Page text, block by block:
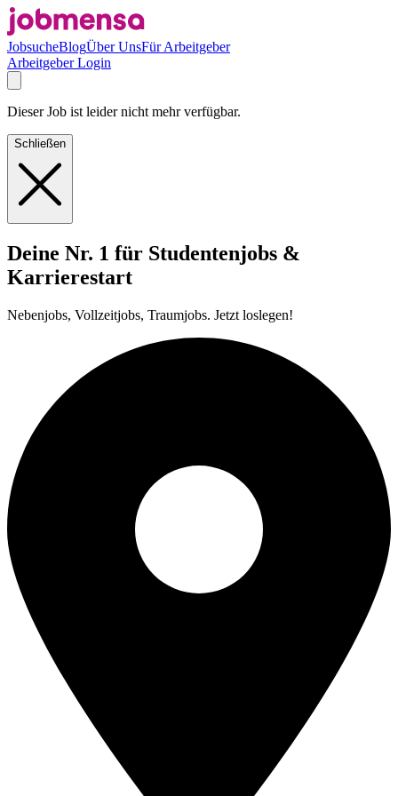
JobsucheBlogÜber UnsFür Arbeitgeber
Arbeitgeber Login
Dieser Job ist leider nicht mehr verfügbar.
Schließen
Deine Nr. 1 für Studentenjobs &
Karrierestart
Nebenjobs, Vollzeitjobs, Traumjobs. Jetzt loslegen!